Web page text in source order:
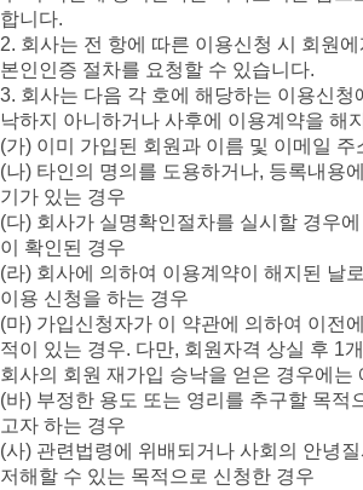
합니다.
2. 회사는 전 항에 따른 이용신청 시 회원
본인인증 절차를 요청할 수 있습니다.
3. 회사는 다음 각 호에 해당하는 이용신청
낙하지 아니하거나 사후에 이용계약을 해
(가) 이미 가입된 회원과 이름 및 이메일 주
(나) 타인의 명의를 도용하거나, 등록내용
기가 있는 경우
(다) 회사가 실명확인절차를 실시할 경우
이 확인된 경우
(라) 회사에 의하여 이용계약이 해지된 날
이용 신청을 하는 경우
(마) 가입신청자가 이 약관에 의하여 이전
적이 있는 경우. 다만, 회원자격 상실 후 1
회사의 회원 재가입 승낙을 얻은 경우에는
(바) 부정한 용도 또는 영리를 추구할 목적
고자 하는 경우
(사) 관련법령에 위배되거나 사회의 안녕
저해할 수 있는 목적으로 신청한 경우